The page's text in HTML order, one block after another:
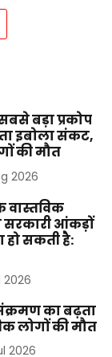
बड़ा प्रकोप
इबोला संकट,
की मौत
2026
वास्तविक
सरकारी आंकड़ों
हो सकती है:
2026
का बढ़ता
लोगों की मौत
2026